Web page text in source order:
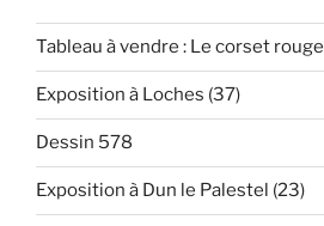
Tableau à vendre : Le corset rouge
Exposition à Loches (37)
Dessin 578
Exposition à Dun le Palestel (23)